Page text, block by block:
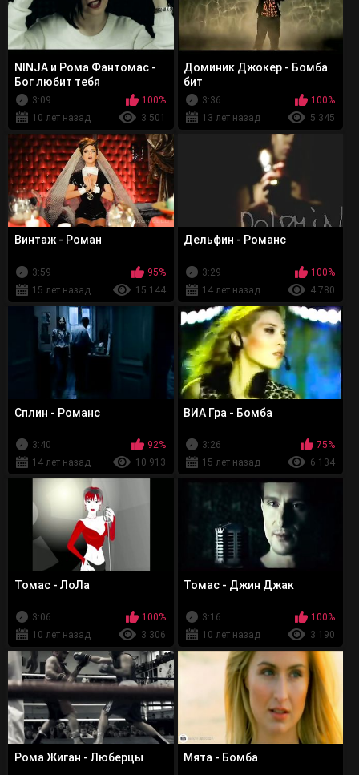
NINJA и Рома Фантомас -
Бог любит тебя
3:09
100%
10 лет назад
3 501
Доминик Джокер - Бомба
бит
3:36
100%
13 лет назад
5 345
Винтаж - Роман
3:59
95%
15 лет назад
15 144
Дельфин - Романс
3:29
100%
14 лет назад
4 780
Сплин - Романс
3:40
92%
14 лет назад
10 913
ВИА Гра - Бомба
3:26
75%
15 лет назад
6 134
Томас - ЛоЛа
3:06
100%
10 лет назад
3 306
Томас - Джин Джак
3:16
100%
10 лет назад
3 190
Рома Жиган - Люберцы Мята - Бомба